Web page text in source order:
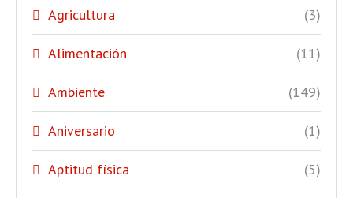
Agricultura (3)
Alimentación (11)
Ambiente (149)
Aniversario (1)
Aptitud física (5)